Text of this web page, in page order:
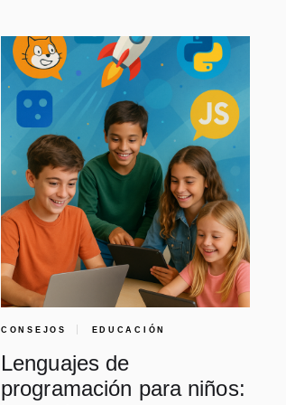
CONSEJOS EDUCACIÓN
Lenguajes de
programación para niños: